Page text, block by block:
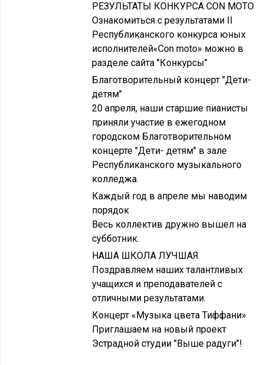
РЕЗУЛЬТАТЫ КОНКУРСА CON MOTO
Ознакомиться с результатами II
Республиканского конкурса юных
исполнителей«Con moto» можно в
разделе сайта "Конкурсы"
Благотворительный концерт "Дети-
детям"
20 апреля, наши старшие пианисты
приняли участие в ежегодном
городском Благотворительном
концерте "Дети- детям" в зале
Республиканского музыкального
колледжа.
Каждый год в апреле мы наводим
порядок
Весь коллектив дружно вышел на
субботник.
НАША ШКОЛА ЛУЧШАЯ
Поздравляем наших талантливых
учащихся и преподавателей с
отличными результатами.
Концерт «Музыка цвета Тиффани»
Приглашаем на новый проект
Эстрадной студии "Выше радуги"!